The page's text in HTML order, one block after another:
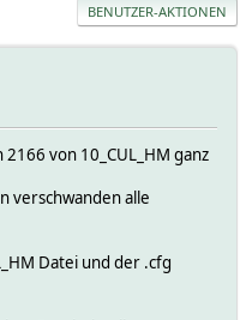
BENUTZER-AKTIONEN
von 10_CUL_HM ganz
verschwanden alle
Datei und der .cfg